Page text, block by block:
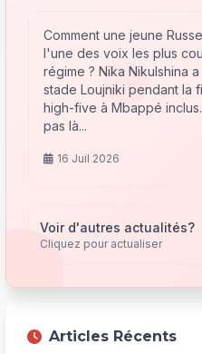
Comment une jeune
l'une des voix les plus
régime ? Nika Nikulshina
stade Loujniki pendant la
high-five à Mbappé
pas là...
16 Juil 2026
Voir d'autres actualités?
Cliquez pour actualiser
Articles Récents